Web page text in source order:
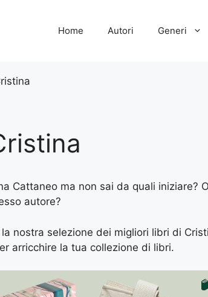
Home Autori Generi
Cattaneo ma non sai da quali iniziare?
autore?
nostra selezione dei migliori libri di
arricchire la tua collezione di libri.